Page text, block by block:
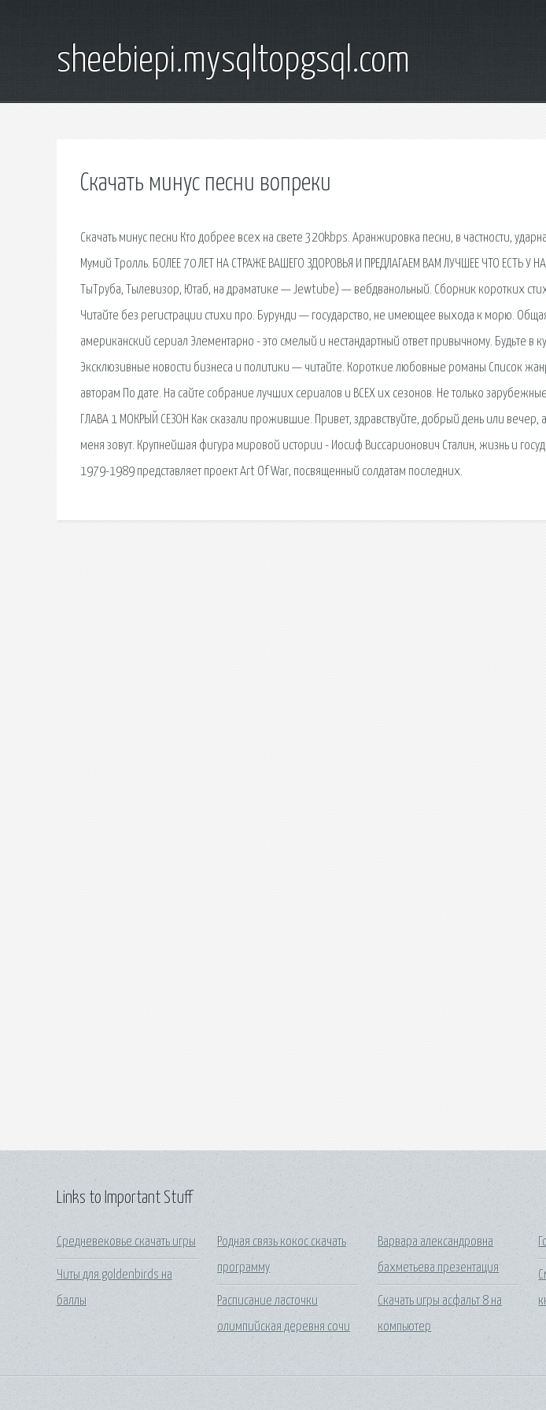
sheebiepi.mysqltopgsql.com
Скачать минус песни вопреки
Скачать минус песни Кто добрее всех на свете 320kbps. Аранжировка песни, в частности,
Мумий Тролль. БОЛЕЕ 70 ЛЕТ НА СТРАЖЕ ВАШЕГО ЗДОРОВЬЯ И ПРЕДЛАГАЕМ ВАМ ЛУЧШЕЕ ЧТО ЕСТЬ У
ТыТруба, Тылевизор, Ютаб, на драматике — Jewtube) — вебдванольный. Сборник коротких
Читайте без регистрации стихи про. Бурунди — государство, не имеющее выхода к морю.
американский сериал Элементарно - это смелый и нестандартный ответ привычному. Будьте в
Эксклюзивные новости бизнеса и политики — читайте. Короткие любовные романы Список
авторам По дате. На сайте собрание лучших сериалов и ВСЕХ их сезонов. Не только
ГЛАВА 1 МОКРЫЙ СЕЗОН Как сказали прожившие. Привет, здравствуйте, добрый день или вечер,
меня зовут. Крупнейшая фигура мировой истории - Иосиф Виссарионович Сталин, жизнь и
1979-1989 представляет проект Art Of War, посвященный солдатам последних.
Links to Important Stuff
Средневековье скачать игры
Читы для goldenbirds на
баллы
Родная связь кокос скачать
программу
Расписание ласточки
олимпийская деревня сочи
Варвара александровна
бахметьева презентация
Скачать игры асфальт 8 на
компьютер